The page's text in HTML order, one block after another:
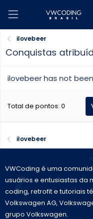
ilovebeer
Conquistas
ilovebeer has not
Total de pontos: 0
ilovebeer
VWCoding é uma
usuários e entusiastas da
coding, retrofit e tutoriais
Volkswagen AG,
grupo Volkswagen.